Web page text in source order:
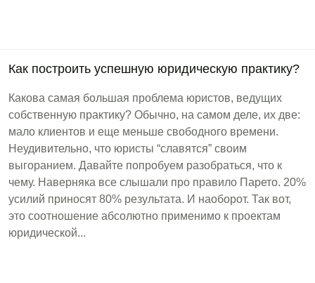
Как построить успешную юридическую практику?
Какова самая большая проблема юристов, ведущих
собственную практику? Обычно, на самом деле, их две:
мало клиентов и еще меньше свободного времени.
Неудивительно, что юристы “славятся” своим
выгоранием. Давайте попробуем разобраться, что к
чему. Наверняка все слышали про правило Парето. 20%
усилий приносят 80% результата. И наоборот. Так вот,
это соотношение абсолютно применимо к проектам
юридической...